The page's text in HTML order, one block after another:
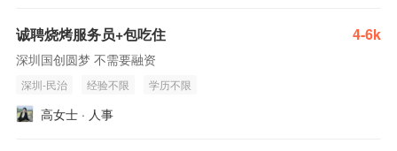
诚聘烧烤服务员+包吃住 4-6k
深圳国创圆梦 不需要融资
深圳-民治 经验不限 学历不限
高女士 · 人事